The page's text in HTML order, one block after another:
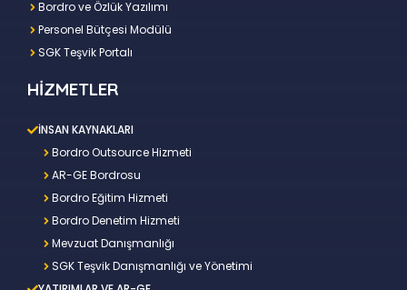
Bordro ve Özlük Yazılımı
Personel Bütçesi Modülü
SGK Teşvik Portalı
HİZMETLER
İNSAN KAYNAKLARI
Bordro Outsource Hizmeti
AR-GE Bordrosu
Bordro Eğitim Hizmeti
Bordro Denetim Hizmeti
Mevzuat Danışmanlığı
SGK Teşvik Danışmanlığı ve Yönetimi